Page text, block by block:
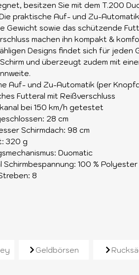
besitzen Sie mit dem T.200
praktische Auf- und Zu-
Gewicht sowie das schützende
machen ihn kompakt &
Designs findet sich für jeden
und überzeugt zudem mit
Auf- und Zu-Automatik (per
Futteral mit Reißverschluss
bei 150 km/h getestet
28 cm
Schirmdach: 98 cm
320 g
Duomatic
Schirmbespannung: 100 % Polyester
8
Produkte
Geldbörsen